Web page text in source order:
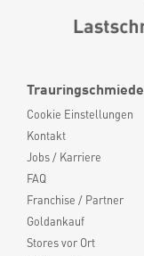
Trauringschmiede
Cookie Einstellungen
Kontakt
Jobs / Karriere
FAQ
Franchise / Partner
Goldankauf
Stores vor Ort